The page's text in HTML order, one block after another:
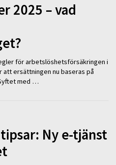
2025 – vad
för arbetslöshetsförsäkringen i
ersättningen nu baseras på
med …
Ny e-tjänst